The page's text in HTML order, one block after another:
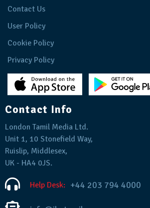
Contact Us
User Policy
Cookie Policy
Privacy Policy
Contact Info
London Tamil Media Ltd.
Unit 1, 10 Stonefield Way,
Ruislip, Middlesex,
UK - HA4 0JS.
Help Desk: +44 203 794 4000